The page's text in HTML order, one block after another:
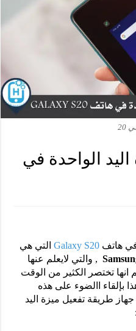
الواحدة في
في هاتف Galaxy S20التي هي
, والتي لايعلم عنها
تختصر الكثير من الوقت
بإلقاء االضوء على هذه
طريقة تفعيل ميزة اليد